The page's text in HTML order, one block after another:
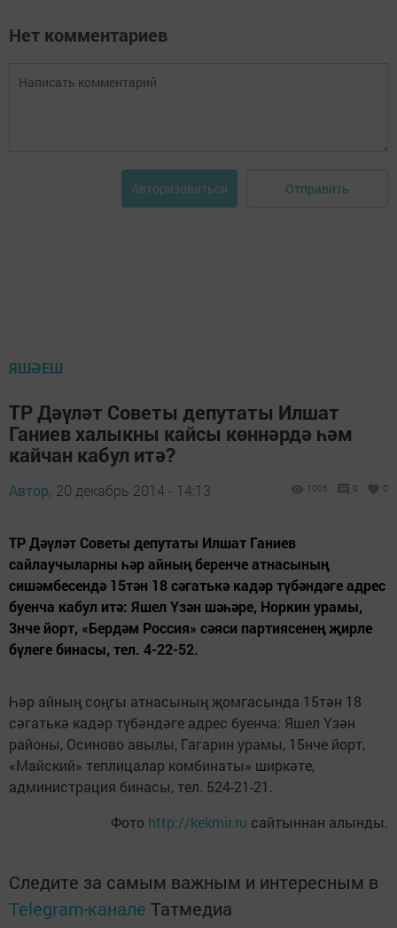
Нет комментариев
Авторизоваться Отправить
ЯШӘЕШ
ТР Дәүләт Советы депутаты Илшат
Ганиев халыкны кайсы көннәрдә һәм
кайчан кабул итә?
Автор, 20 декабрь 2014 - 14:13 1005 0 0
ТР Дәүләт Советы депутаты Илшат Ганиев
сайлаучыларны һәр айның беренче атнасының
сишәмбесендә 15тән 18 сәгатькә кадәр түбәндәге адрес
буенча кабул итә: Яшел Үзән шәһәре, Норкин урамы,
3нче йорт, «Бердәм Россия» сәяси партиясенең җирле
бүлеге бинасы, тел. 4-22-52.
Һәр айның соңгы атнасының җомгасында 15тән 18
сәгатькә кадәр түбәндәге адрес буенча: Яшел Үзән
районы, Осиново авылы, Гагарин урамы, 15нче йорт,
«Майский» теплицалар комбинаты» ширкәте,
администрация бинасы, тел. 524-21-21.
Фото http://kekmir.ru сайтыннан алынды.
Следите за самым важным и интересным в
Telegram-канале Татмедиа